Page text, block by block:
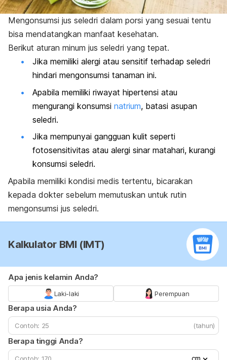
Mengonsumsi jus seledri dalam porsi yang sesuai tentu
bisa mendatangkan manfaat kesehatan.
Berikut aturan minum jus seledri yang tepat.
Jika memiliki alergi atau sensitif terhadap seledri
hindari mengonsumsi tanaman ini.
Apabila memiliki riwayat hipertensi atau
mengurangi konsumsi natrium, batasi asupan
seledri.
Jika mempunyai gangguan kulit seperti
fotosensitivitas atau alergi sinar matahari, kurangi
konsumsi seledri.
Apabila memiliki kondisi medis tertentu, bicarakan
kepada dokter sebelum memutuskan untuk rutin
mengonsumsi jus seledri.
Kalkulator BMI (IMT)
Apa jenis kelamin Anda?
Laki-laki Perempuan
Berapa usia Anda?
(tahun)
Berapa tinggi Anda?
cm